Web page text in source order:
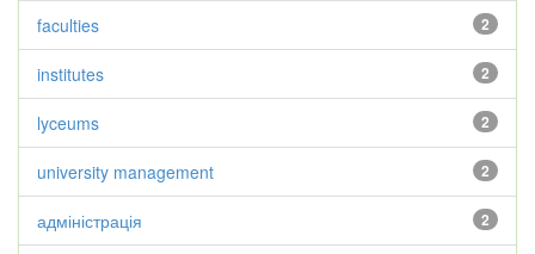
2
faculties
2
institutes
2
lyceums
2
university management
2
адміністрація